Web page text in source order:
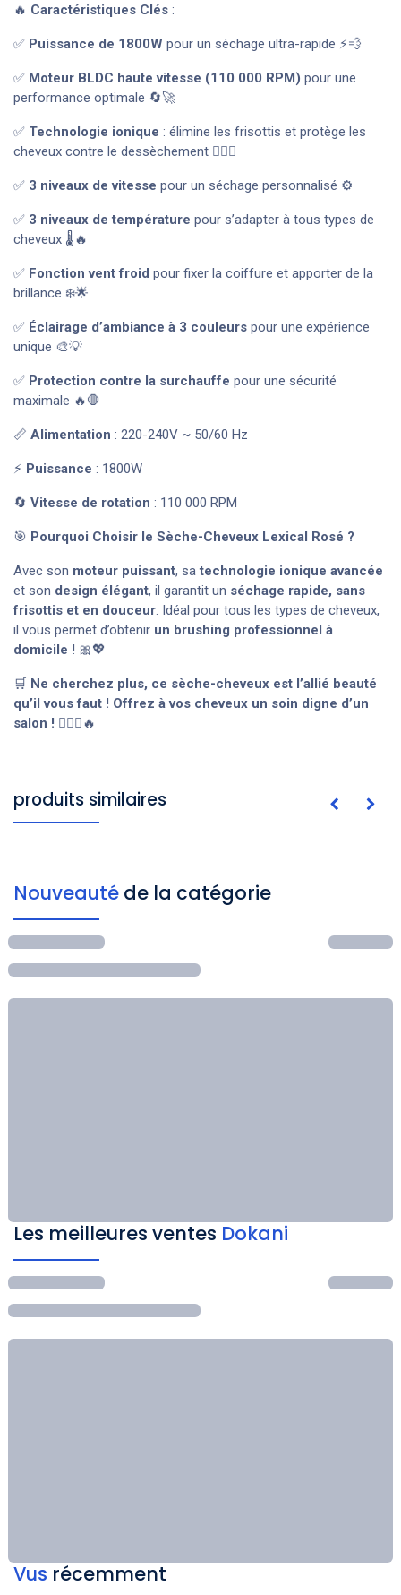
🔥 Caractéristiques Clés :
✅ Puissance de 1800W pour un séchage ultra-rapide ⚡💨
✅ Moteur BLDC haute vitesse (110 000 RPM) pour une
performance optimale 🔄🚀
✅ Technologie ionique : élimine les frisottis et protège les
cheveux contre le dessèchement 💆‍♀️✨
✅ 3 niveaux de vitesse pour un séchage personnalisé ⚙️
✅ 3 niveaux de température pour s’adapter à tous types de
cheveux 🌡️🔥
✅ Fonction vent froid pour fixer la coiffure et apporter de la
brillance ❄️🌟
✅ Éclairage d’ambiance à 3 couleurs pour une expérience
unique 🎨💡
✅ Protection contre la surchauffe pour une sécurité
maximale 🔥🛑
📏 Alimentation : 220-240V ~ 50/60 Hz
⚡ Puissance : 1800W
🔄 Vitesse de rotation : 110 000 RPM
🎯 Pourquoi Choisir le Sèche-Cheveux Lexical Rosé ?
Avec son moteur puissant, satechnologie ionique avancée
et son design élégant, il garantit un séchage rapide, sans
frisottis et en douceur. Idéal pour tous les types de cheveux,
il vous permet d’obtenir un brushing professionnel à
domicile ! 🎀💖
🛒 Ne cherchez plus, ce sèche-cheveux est l’allié beauté
qu’il vous faut ! Offrez à vos cheveux un soin digne d’un
salon ! 💇‍♀️✨🔥
produits similaires
Nouveauté de la catégorie
Les meilleures ventes Dokani
Vus récemment